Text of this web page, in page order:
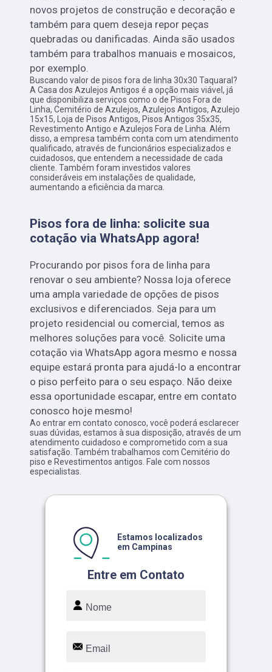
novos projetos de construção e decoração e
também para quem deseja repor peças
quebradas ou danificadas. Ainda são usados
também para trabalhos manuais e mosaicos,
por exemplo.
Buscando valor de pisos fora de linha 30x30 Taquaral?
A Casa dos Azulejos Antigos é a opção mais viável, já
que disponibiliza serviços como o de Pisos Fora de
Linha, Cemitério de Azulejos, Azulejos Antigos, Azulejo
15x15, Loja de Pisos Antigos, Pisos Antigos 35x35,
Revestimento Antigo e Azulejos Fora de Linha. Além
disso, a empresa também conta com um atendimento
qualificado, através de funcionários especializados e
cuidadosos, que entendem a necessidade de cada
cliente. Também foram investidos valores
consideráveis em instalações de qualidade,
aumentando a eficiência da marca.
Pisos fora de linha: solicite sua
cotação via WhatsApp agora!
Procurando por pisos fora de linha para
renovar o seu ambiente? Nossa loja oferece
uma ampla variedade de opções de pisos
exclusivos e diferenciados. Seja para um
projeto residencial ou comercial, temos as
melhores soluções para você. Solicite uma
cotação via WhatsApp agora mesmo e nossa
equipe estará pronta para ajudá-lo a encontrar
o piso perfeito para o seu espaço. Não deixe
essa oportunidade escapar, entre em contato
conosco hoje mesmo!
Ao entrar em contato conosco, você poderá esclarecer
suas dúvidas, estamos à sua disposição, através de um
atendimento cuidadoso e comprometido com a sua
satisfação. Também trabalhamos com Cemitério do
piso e Revestimentos antigos. Fale com nossos
especialistas.
Entre em Contato
Estamos localizados
em Campinas